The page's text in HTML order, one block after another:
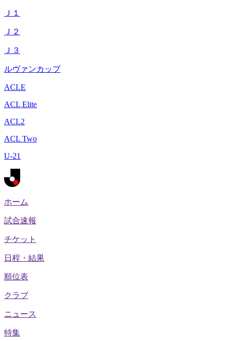
Ｊ１
Ｊ２
Ｊ３
ルヴァンカップ
ACLE
ACL Elite
ACL2
ACL Two
U-21
ホーム
試合速報
チケット
日程・結果
順位表
クラブ
ニュース
特集